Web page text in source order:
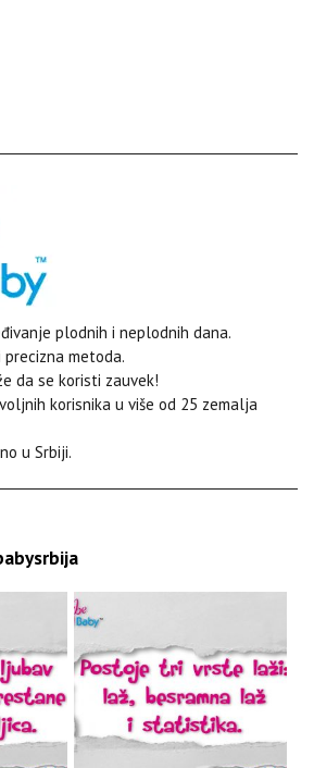
plodnih i neplodnih dana.
metoda.
da se koristi zauvek!
korisnika u više od 25 zemalja
u Srbiji.